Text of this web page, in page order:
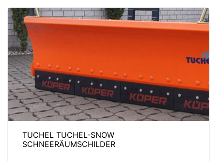
TUCHEL TUCHEL-SNOW
SCHNEERÄUMSCHILDER